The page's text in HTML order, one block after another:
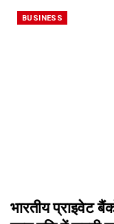
BUSINESS
भारतीय प्राइवेट